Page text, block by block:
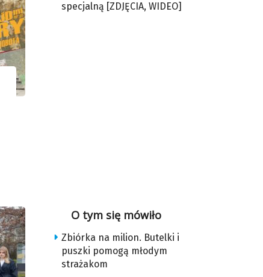
specjalną [ZDJĘCIA, WIDEO]
O tym się mówiło
Zbiórka na milion. Butelki i
puszki pomogą młodym
strażakom